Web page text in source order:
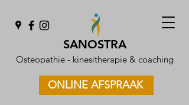
SANOSTRA
Osteopathie - kinesitherapie & coaching
ONLINE AFSPRAAK